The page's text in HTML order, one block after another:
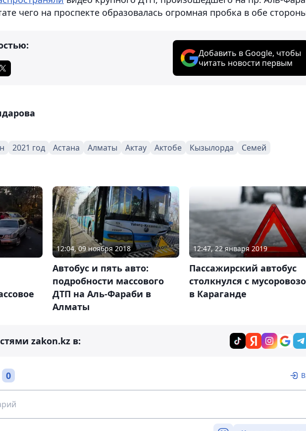
чего на проспекте образовалась огромная пробка в обе
Добавить в Google, чтобы
читать новости первым
2021 год Астана Алматы Актау Актобе Кызылорда Семей
12:04, 09 ноября 2018
Автобус и пять авто:
подробности массового
ДТП на Аль-Фараби в
Алматы
12:47, 22 января 2019
Пассажирский автобус
столкнулся с
в Караганде
zakon.kz в:
0